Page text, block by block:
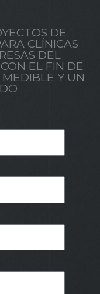
DE
CLÍNICAS
DEL
EL FIN DE
MEDIBLE Y UN